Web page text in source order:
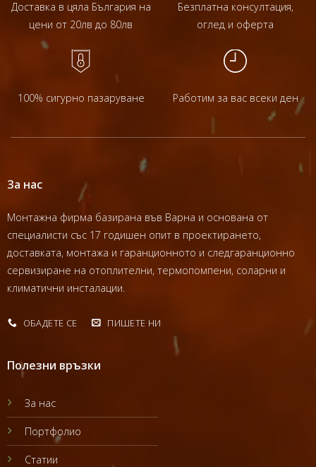
Доставка в цяла България на
цени от 20лв до 80лв
Безплатна консултация,
оглед и оферта
100% сигурно пазаруване Работим за вас всеки ден
За нас
Монтажна фирма базирана във Варна и основана от
специалисти със 17 годишен опит в проектирането,
доставката, монтажа и гаранционното и следгаранционно
сервизиране на отоплителни, термопомпени, соларни и
климатични инсталации.
ОБАДЕТЕ СЕ ПИШЕТЕ НИ
Полезни връзки
За нас
Портфолио
Статии